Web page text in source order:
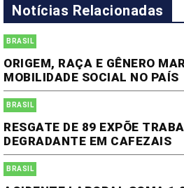
Notícias Relacionadas
BRASIL
ORIGEM, RAÇA E GÊNERO
MOBILIDADE SOCIAL NO PAÍS
BRASIL
RESGATE DE 89 EXPÕE
DEGRADANTE EM CAFEZAIS
BRASIL